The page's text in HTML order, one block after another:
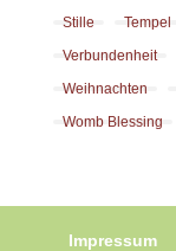
Stille
Tempel
Verbundenheit
Weihnachten
Womb Blessing
Impressum